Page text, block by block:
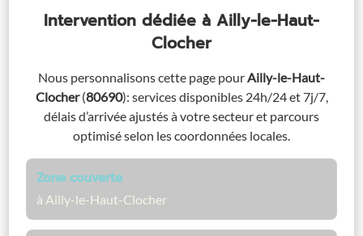
Intervention dédiée à Ailly-le-Haut-
Clocher
Nous personnalisons cette page pourAilly-le-Haut-
Clocher (80690): services disponibles 24h/24 et 7j/7,
délais d’arrivée ajustés à votre secteur et parcours
optimisé selon les coordonnées locales.
Zone couverte
à Ailly-le-Haut-Clocher